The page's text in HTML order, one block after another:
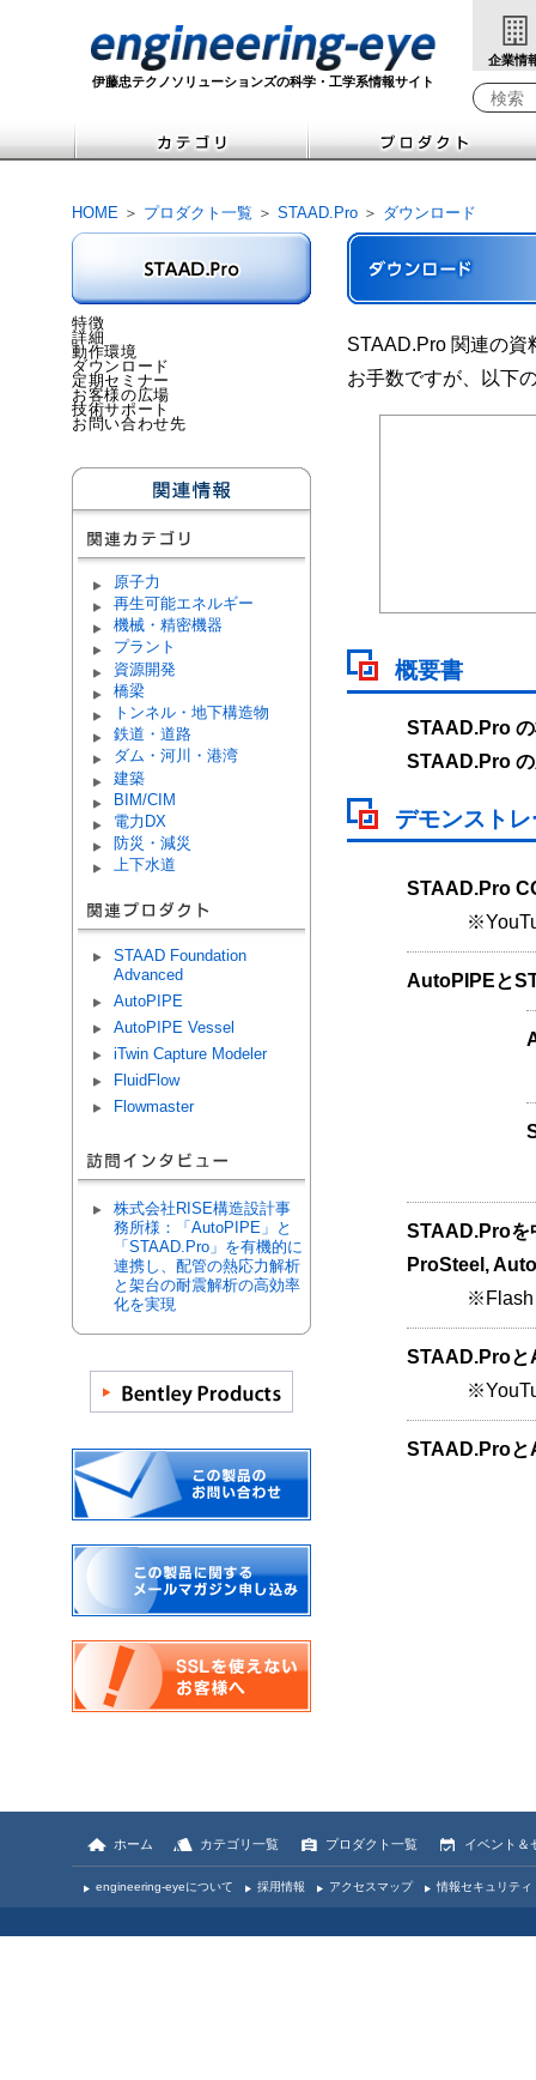
伊藤忠テクノソリューションズの科学・工学系情報サイト
企業情
検索キ
HOME ＞ プロダクト一覧 ＞ STAAD.Pro ＞ ダウンロード
特徴
詳細
動作環境
ダウンロード
定期セミナー
お客様の広場
技術サポート
お問い合わせ先
原子力
再生可能エネルギー
機械・精密機器
プラント
資源開発
橋梁
トンネル・地下構造物
鉄道・道路
ダム・河川・港湾
建築
BIM/CIM
電力DX
防災・減災
上下水道
STAAD Foundation
Advanced
AutoPIPE
AutoPIPE Vessel
iTwin Capture Modeler
FluidFlow
Flowmaster
株式会社RISE構造設計事
務所様：「AutoPIPE」と
「STAAD.Pro」を有機的に
連携し、配管の熱応力解析
と架台の耐震解析の高効率
化を実現
STAAD.Pro 関連の資
お手数ですが、以下
概要書
STAAD.Pro
STAAD.Pro
デモンスト
STAAD.Pro
AutoPIPEと
STAAD.Proを
ProSteel,
※Flash
STAAD.Proと
STAAD.Proと
ホーム カテゴリ一覧 プロダクト一覧 イベント＆
engineering-eyeについて 採用情報 アクセスマップ 情報セキュリテ